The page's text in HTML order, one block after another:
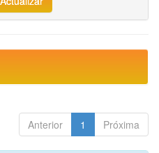
Anterior 1 Próxima